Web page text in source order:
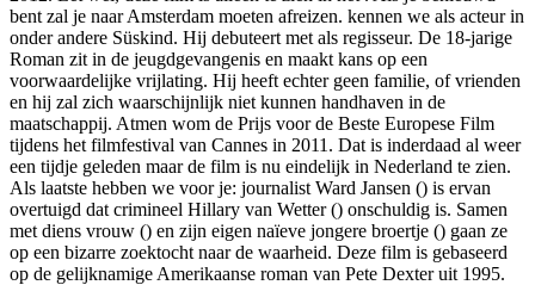
bent zal je naar Amsterdam moeten afreizen. kennen we als acteur in
onder andere Süskind. Hij debuteert met als regisseur. De 18-jarige
Roman zit in de jeugdgevangenis en maakt kans op een
voorwaardelijke vrijlating. Hij heeft echter geen familie, of vrienden
en hij zal zich waarschijnlijk niet kunnen handhaven in de
maatschappij. Atmen wom de Prijs voor de Beste Europese Film
tijdens het filmfestival van Cannes in 2011. Dat is inderdaad al weer
een tijdje geleden maar de film is nu eindelijk in Nederland te zien.
Als laatste hebben we voor je: journalist Ward Jansen () is ervan
overtuigd dat crimineel Hillary van Wetter () onschuldig is. Samen
met diens vrouw () en zijn eigen naïeve jongere broertje () gaan ze
op een bizarre zoektocht naar de waarheid. Deze film is gebaseerd
op de gelijknamige Amerikaanse roman van Pete Dexter uit 1995.